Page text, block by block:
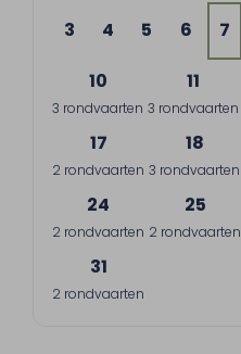
3 4 5 6 7
10
3 rondvaarten
11
3 rondvaarten
17
2 rondvaarten
18
3 rondvaarten
24
2 rondvaarten
25
2 rondvaarten
31
2 rondvaarten